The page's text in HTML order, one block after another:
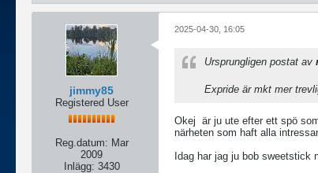
jimmy85
Registered User
Reg.datum: Mar
2009
Inlägg: 3430
2025-04-30, 16:05
Ursprungligen postat av
Expride är mkt mer
Okej är ju ute efter ett spö
närheten som haft alla
Idag har jag ju bob sweetstick